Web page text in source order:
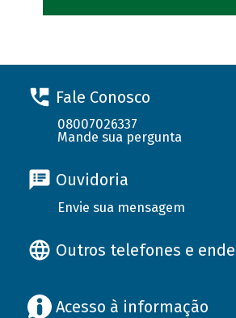
Fale Conosco
08007026337
Mande sua pergunta
Ouvidoria
Envie sua mensagem
Outros telefones e
Acesso à informação